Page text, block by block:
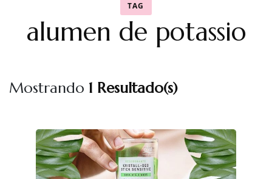
TAG
alumen de potassio
Mostrando 1 Resultado(s)